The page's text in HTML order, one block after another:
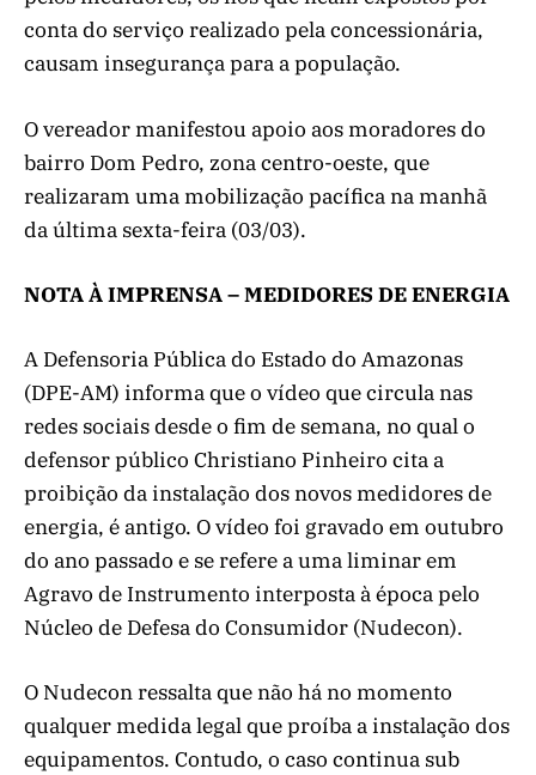
conta do serviço realizado pela concessionária,
causam insegurança para a população.
O vereador manifestou apoio aos moradores do
bairro Dom Pedro, zona centro-oeste, que
realizaram uma mobilização pacífica na manhã
da última sexta-feira (03/03).
NOTA À IMPRENSA – MEDIDORES DE ENERGIA
A Defensoria Pública do Estado do Amazonas
(DPE-AM) informa que o vídeo que circula nas
redes sociais desde o fim de semana, no qual o
defensor público Christiano Pinheiro cita a
proibição da instalação dos novos medidores de
energia, é antigo. O vídeo foi gravado em outubro
do ano passado e se refere a uma liminar em
Agravo de Instrumento interposta à época pelo
Núcleo de Defesa do Consumidor (Nudecon).
O Nudecon ressalta que não há no momento
qualquer medida legal que proíba a instalação dos
equipamentos. Contudo, o caso continua sub